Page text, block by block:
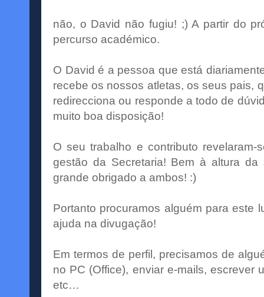
não, o David não fugiu! ;) A partir do
percurso académico.
O David é a pessoa que está
recebe os nossos atletas, os seus pais,
redirecciona ou responde a todo de
muito boa disposição!
O seu trabalho e contributo
gestão da Secretaria! Bem à altura da
grande obrigado a ambos! :)
Portanto procuramos alguém para este
ajuda na divugação!
Em termos de perfil, precisamos de
no PC (Office), enviar e-mails, escrever
etc…